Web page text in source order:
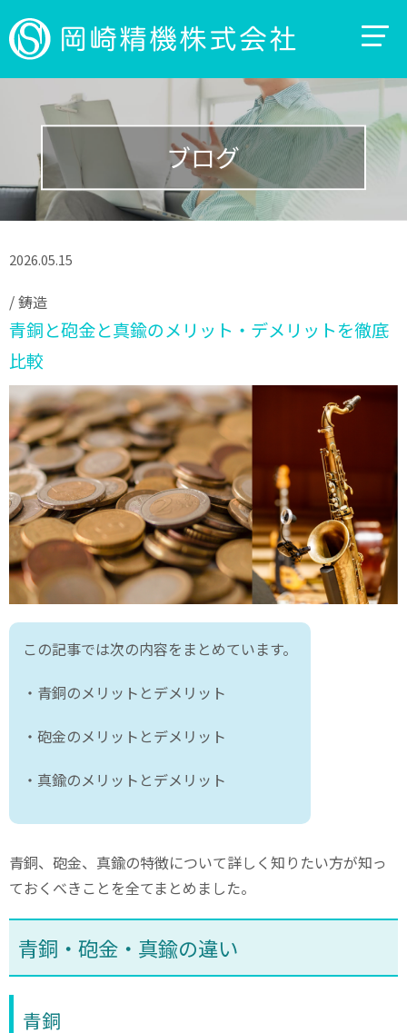
ブログ
2026.05.15
/鋳造
青銅と砲金と真鍮のメリット・デメリットを徹底
比較
この記事では次の内容をまとめています。
・青銅のメリットとデメリット
・砲金のメリットとデメリット
・真鍮のメリットとデメリット
青銅、砲金、真鍮の特徴について詳しく知りたい方が知っ
ておくべきことを全てまとめました。
青銅・砲金・真鍮の違い
青銅